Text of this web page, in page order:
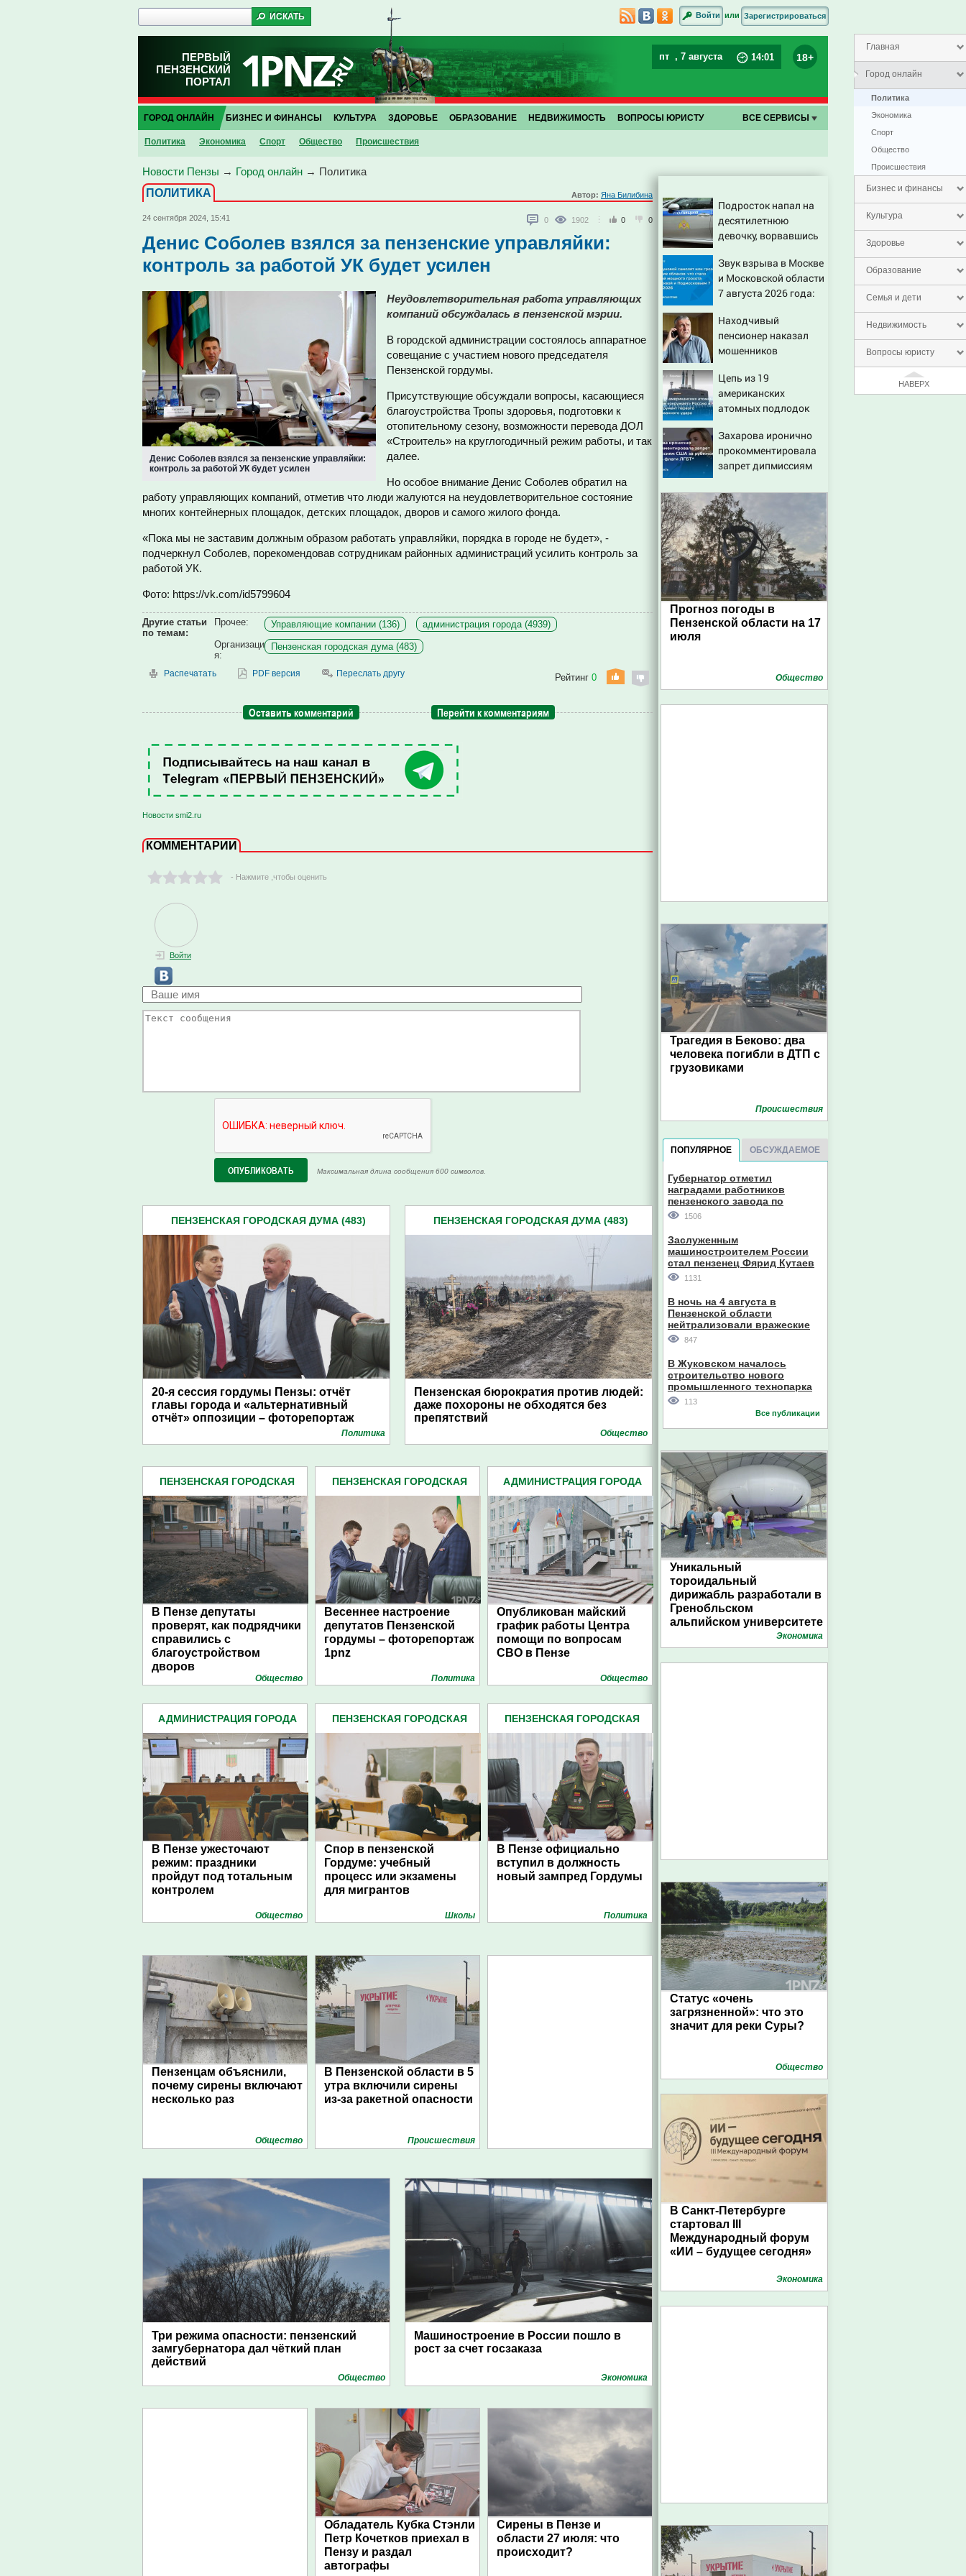
Главная
Город онлайн
Политика
Экономика
Спорт
Общество
Проиcшествия
Бизнес и финансы
Культура
Здоровье
Образование
Семья и дети
Недвижимость
Вопросы юристу
НАВЕРХ
Войти или Зарегистрироваться
ПЕРВЫЙ
ПЕНЗЕНСКИЙ
ПОРТАЛ
пт , 7 августа 14:01 18+
ГОРОД ОНЛАЙН
Политика Экономика Спорт Общество Проиcшествия
БИЗНЕС И ФИНАНСЫ КУЛЬТУРА ЗДОРОВЬЕ ОБРАЗОВАНИЕ НЕДВИЖИМОСТЬ ВОПРОСЫ ЮРИСТУ ВСЕ СЕРВИСЫ
Новости Пензы → Город онлайн → Политика
ПОЛИТИКА
Автор: Яна Билибина
24 сентября 2024, 15:41 0 1902 0 0
Денис Соболев взялся за пензенские управляйки:
контроль за работой УК будет усилен
Денис Соболев взялся за пензенские управляйки:
контроль за работой УК будет усилен
Неудовлетворительная работа управляющих
компаний обсуждалась в пензенской мэрии.
В городской администрации состоялось аппаратное
совещание с участием нового председателя
Пензенской гордумы.
Присутствующие обсуждали вопросы, касающиеся
благоустройства Тропы здоровья, подготовки к
отопительному сезону, возможности перевода ДОЛ
«Строитель» на круглогодичный режим работы, и так
далее.
Но особое внимание Денис Соболев обратил на
работу управляющих компаний, отметив что люди жалуются на неудовлетворительное состояние
многих контейнерных площадок, детских площадок, дворов и самого жилого фонда.
«Пока мы не заставим должным образом работать управляйки, порядка в городе не будет», -
подчеркнул Соболев, порекомендовав сотрудникам районных администраций усилить контроль за
работой УК.
Фото: https://vk.com/id5799604
Другие статьи
по темам:
Прочее: Управляющие компании (136)
администрация города (4939)
Организаци
я:
Пензенская городская дума (483)
Распечатать PDF версия Переслать другу Рейтинг 0
Оставить комментарий Перейти к комментариям
Новости smi2.ru
КОММЕНТАРИИ
- Нажмите ,чтобы оценить
Войти
Максимальная длина сообщения 600 символов.
ПЕНЗЕНСКАЯ ГОРОДСКАЯ ДУМА (483)
20-я сессия гордумы Пензы: отчёт
главы города и «альтернативный
отчёт» оппозиции – фоторепортаж
Политика
ПЕНЗЕНСКАЯ ГОРОДСКАЯ ДУМА (483)
Пензенская бюрократия против людей:
даже похороны не обходятся без
препятствий
Общество
ПЕНЗЕНСКАЯ ГОРОДСКАЯ
В Пензе депутаты
проверят, как подрядчики
справились с
благоустройством
дворов
Общество
ПЕНЗЕНСКАЯ ГОРОДСКАЯ
Весеннее настроение
депутатов Пензенской
гордумы – фоторепортаж
1pnz
Политика
АДМИНИСТРАЦИЯ ГОРОДА
Опубликован майский
график работы Центра
помощи по вопросам
СВО в Пензе
Общество
АДМИНИСТРАЦИЯ ГОРОДА
В Пензе ужесточают
режим: праздники
пройдут под тотальным
контролем
Общество
ПЕНЗЕНСКАЯ ГОРОДСКАЯ
Спор в пензенской
Гордуме: учебный
процесс или экзамены
для мигрантов
Школы
ПЕНЗЕНСКАЯ ГОРОДСКАЯ
В Пензе официально
вступил в должность
новый зампред Гордумы
Политика
Пензенцам объяснили,
почему сирены включают
несколько раз
Общество
В Пензенской области в 5
утра включили сирены
из-за ракетной опасности
Проиcшествия
Три режима опасности: пензенский
замгубернатора дал чёткий план
действий
Общество
Машиностроение в России пошло в
рост за счет госзаказа
Экономика
Обладатель Кубка Стэнли
Петр Кочетков приехал в
Пензу и раздал
автографы
Сирены в Пензе и
области 27 июля: что
происходит?
Подросток напал на
десятилетнюю
девочку, ворвавшись
Звук взрыва в Москве
и Московской области
7 августа 2026 года:
откуда был громкий
хлопок
Находчивый
пенсионер наказал
мошенников
способом
Цепь из 19
американских
атомных подлодок
Китай: это инструмент
первого
массированного
Захарова иронично
прокомментировала
запрет дипмиссиям
вешать флаги ЛГБТ*
Прогноз погоды в
Пензенской области на 17
июля
Общество
Трагедия в Беково: два
человека погибли в ДТП с
грузовиками
Проиcшествия
ПОПУЛЯРНОЕ ОБСУЖДАЕМОЕ
Губернатор отметил
наградами работников
пензенского завода по
производству станков
1506
Заслуженным
машиностроителем России
стал пензенец Фярид Кутаев
1131
В ночь на 4 августа в
Пензенской области
нейтрализовали вражеские
дроны
847
В Жуковском началось
строительство нового
промышленного технопарка
113
Все публикации
Уникальный
тороидальный
дирижабль разработали в
Гренобльском
альпийском университете
Экономика
Статус «очень
загрязненной»: что это
значит для реки Суры?
Общество
В Санкт-Петербурге
стартовал III
Международный форум
«ИИ – будущее сегодня»
Экономика